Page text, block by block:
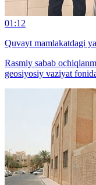
01:12
Quvayt mamlakatdagi
Rasmiy sabab
geosiyosiy vaziyat